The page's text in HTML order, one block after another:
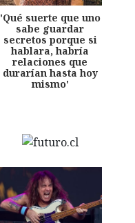
'Qué suerte que uno
sabe guardar
secretos porque si
hablara, habría
relaciones que
durarían hasta hoy
mismo'